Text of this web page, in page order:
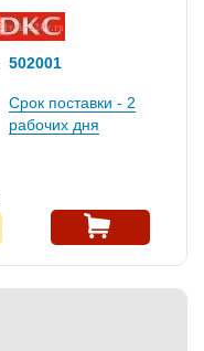
502001
Срок поставки - 2
рабочих дня